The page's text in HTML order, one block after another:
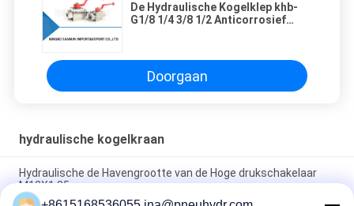
De Hydraulische Kogelklep khb-
G1/8 1/4 3/8 1/2 Anticorrosief
Doorgaan
hydraulische kogelkraan
Hydraulische de Havengrootte van de Hoge drukschakelaar
M12X1.25